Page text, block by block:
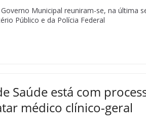
Municipal reuniram-se, na última
Público e da Polícia Federal
Saúde está com
médico clínico-geral